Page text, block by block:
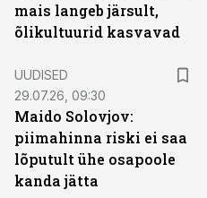
mais langeb järsult,
õlikultuurid kasvavad
UUDISED
29.07.26, 09:30
Maido Solovjov:
piimahinna riski ei saa
lõputult ühe osapoole
kanda jätta